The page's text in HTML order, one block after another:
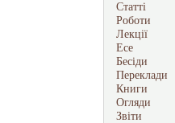
Статті
Роботи
Лекції
Есе
Бесіди
Переклади
Книги
Огляди
Звіти